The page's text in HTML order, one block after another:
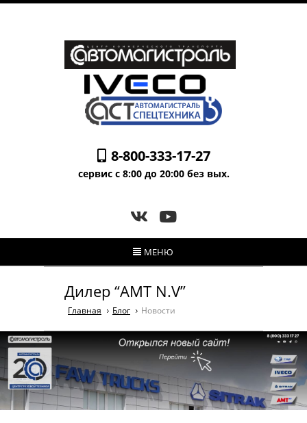
8-800-333-17-27
сервис с 8:00 до 20:00 без вых.
МЕНЮ
Дилер “АМТ N.V”
Главная Блог Новости